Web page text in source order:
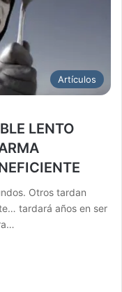
Artículos
LENTO
Otros tardan
tardará años en ser